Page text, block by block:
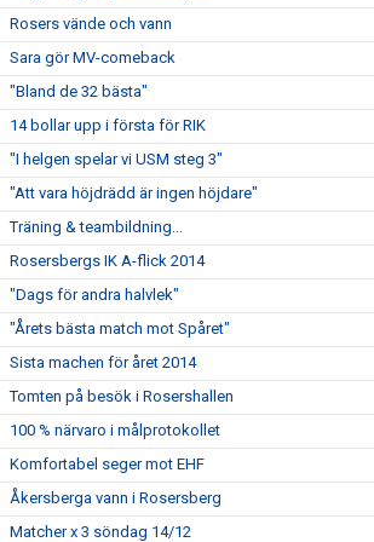
Rosers vände och vann
Sara gör MV-comeback
"Bland de 32 bästa"
14 bollar upp i första för RIK
"I helgen spelar vi USM steg 3"
"Att vara höjdrädd är ingen höjdare"
Träning & teambildning...
Rosersbergs IK A-flick 2014
"Dags för andra halvlek"
"Årets bästa match mot Spåret"
Sista machen för året 2014
Tomten på besök i Rosershallen
100 % närvaro i målprotokollet
Komfortabel seger mot EHF
Åkersberga vann i Rosersberg
Matcher x 3 söndag 14/12